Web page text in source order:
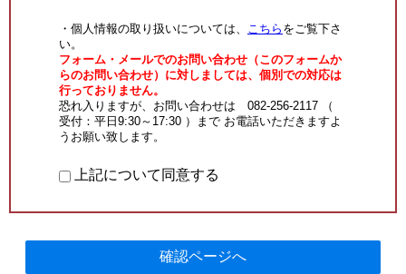
・個人情報の取り扱いについては、 こちら をご覧下さ
い。
フォーム・メールでのお問い合わせ（このフォームか
らのお問い合わせ）に対しましては、個別での対応は
行っておりません。
恐れ入りますが、お問い合わせは 082-256-2117 （
受付：平日9:30～17:30 ）まで お電話いただきますよ
うお願い致します。
上記について同意する
確認ページへ